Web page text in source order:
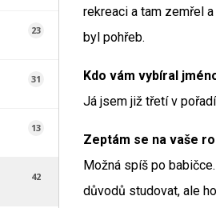
23
31
13
42
rekreaci a tam zemřel
byl pohřeb.
Kdo vám vybíral
Já jsem již třetí v
Zeptám se na vaše
Možná spíš po
důvodů studovat, ale